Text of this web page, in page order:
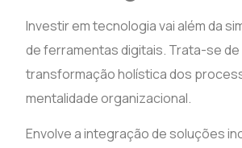
Investir em tecnologia vai além da
de ferramentas digitais. Trata-se de
transformação holística dos
mentalidade organizacional.
Envolve a integração de soluções